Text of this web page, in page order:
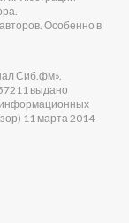
Особенно в
Сиб.фм».
выдано
информационных
11 марта 2014